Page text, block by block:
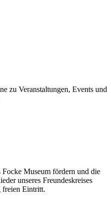
zu Veranstaltungen, Events und
Focke Museum fördern und die
unseres Freundeskreises
freien Eintritt.